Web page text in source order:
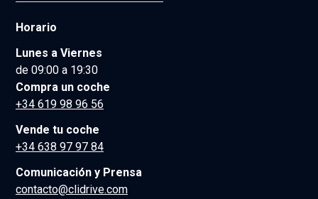
Horario
Lunes a Viernes
de 09:00 a 19:30
Compra un coche
+34 619 98 96 56
Vende tu coche
+34 638 97 97 84
Comunicación y Prensa
contacto@clidrive.com